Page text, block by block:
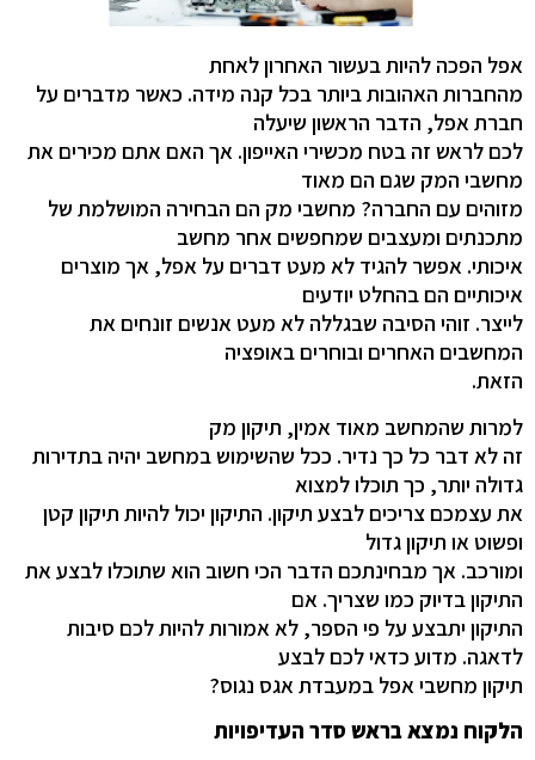
אפל הפכה להיות בעשור האחרון לאחת
מהחברות האהובות ביותר בכל קנה מידה. כאשר מדברים על
חברת אפל, הדבר הראשון שיעלה
לכם לראש זה בטח מכשירי האייפון. אך האם אתם מכירים את
מחשבי המק שגם הם מאוד
מזוהים עם החברה? מחשבי מק הם הבחירה המושלמת של
מתכנתים ומעצבים שמחפשים אחר מחשב
איכותי. אפשר להגיד לא מעט דברים על אפל, אך מוצרים
איכותיים הם בהחלט יודעים
לייצר. זוהי הסיבה שבגללה לא מעט אנשים זונחים את
המחשבים האחרים ובוחרים באופציה
הזאת.
למרות שהמחשב מאוד אמין, תיקון מק
זה לא דבר כל כך נדיר. ככל שהשימוש במחשב יהיה בתדירות
גדולה יותר, כך תוכלו למצוא
את עצמכם צריכים לבצע תיקון. התיקון יכול להיות תיקון קטן
ופשוט או תיקון גדול
ומורכב. אך מבחינתכם הדבר הכי חשוב הוא שתוכלו לבצע את
התיקון בדיוק כמו שצריך. אם
התיקון יתבצע על פי הספר, לא אמורות להיות לכם סיבות
לדאגה. מדוע כדאי לכם לבצע
תיקון מחשבי אפל במעבדת אגס נגוס?
הלקוח נמצא בראש סדר העדיפויות